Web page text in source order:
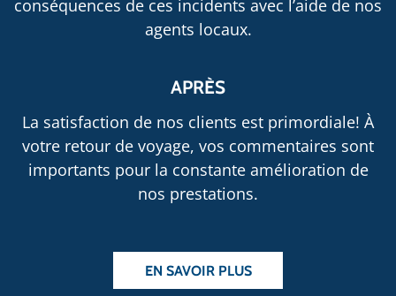
conséquences de ces incidents avec l’aide de nos
agents locaux.
APRÈS
La satisfaction de nos clients est primordiale! À
votre retour de voyage, vos commentaires sont
importants pour la constante amélioration de
nos prestations.
EN SAVOIR PLUS